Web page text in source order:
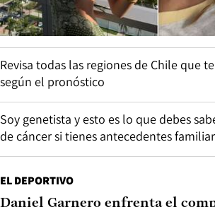
Revisa todas las regiones de Chile que
según el pronóstico
Soy genetista y esto es lo que debes
de cáncer si tienes antecedentes
EL DEPORTIVO
Daniel Garnero enfrenta el